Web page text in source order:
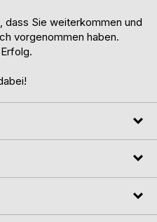
dass Sie weiterkommen und
vorgenommen haben.